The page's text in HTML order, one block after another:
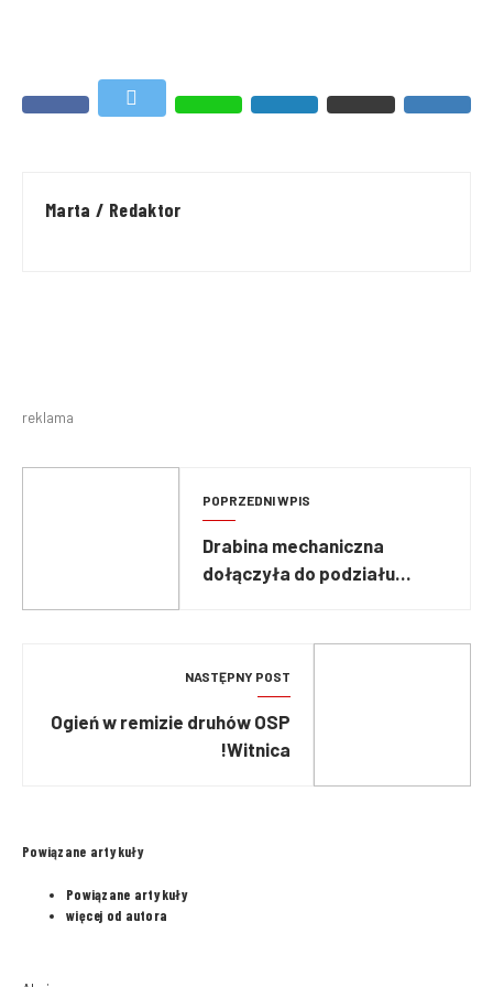
Marta / Redaktor
reklama
POPRZEDNI WPIS
Drabina mechaniczna
dołączyła do podziału
NASTĘPNY POST
Ogień w remizie druhów OSP
Witnica!
Powiązane artykuły
Powiązane artykuły
więcej od autora